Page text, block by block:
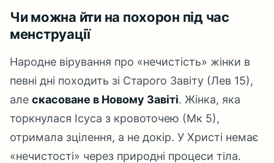
Чи можна йти на похорон під час
менструації
Народне вірування про «нечистість» жінки в
певні дні походить зі Старого Завіту (Лев 15),
але скасоване в Новому Завіті. Жінка, яка
торкнулася Ісуса з кровоточею (Мк 5),
отримала зцілення, а не докір. У Христі немає
«нечистості» через природні процеси тіла.